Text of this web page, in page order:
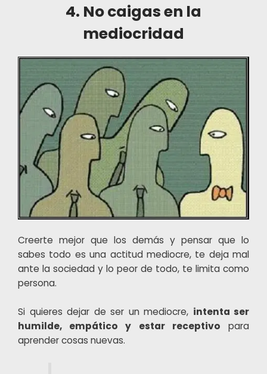
4. No caigas en la
mediocridad
Creerte mejor que los demás y pensar que lo
sabes todo es una actitud mediocre, te deja mal
ante la sociedad y lo peor de todo, te limita como
persona.
Si quieres dejar de ser un mediocre, intenta ser
humilde, empático y estar receptivo para
aprender cosas nuevas.